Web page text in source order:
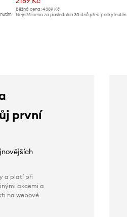
Běžná cena: 4389 Kč
Nejnižší cena za posledních 30 dnů před poskytnutím
první
a platí při
akcemi a
na webové